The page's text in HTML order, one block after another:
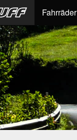
Fahrräder